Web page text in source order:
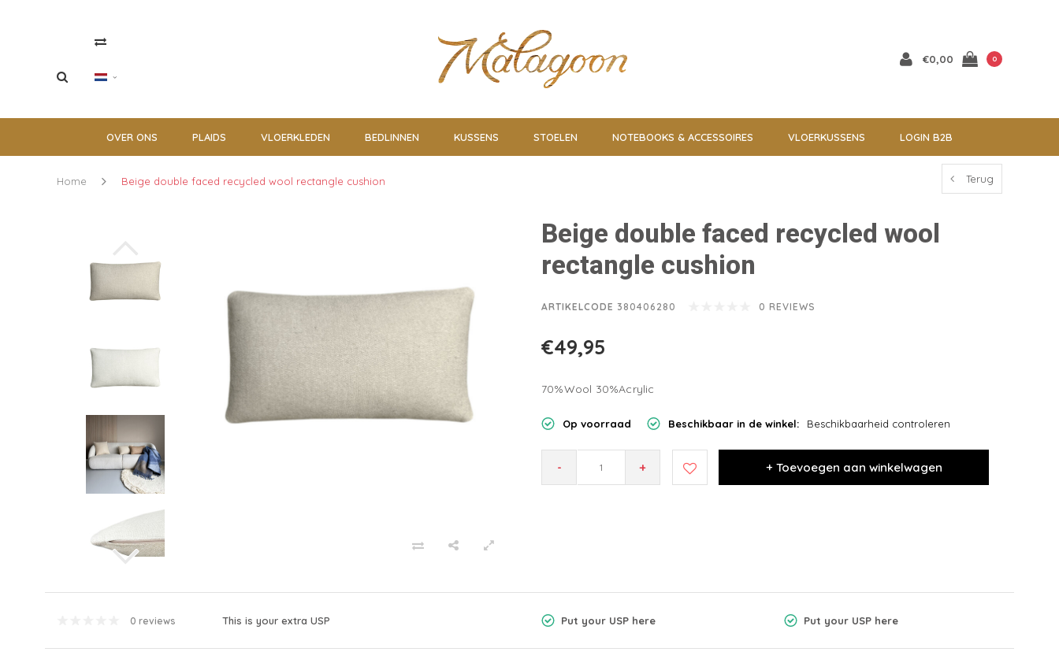
€0,00 0
OVER ONS PLAIDS VLOERKLEDEN BEDLINNEN KUSSENS STOELEN NOTEBOOKS & ACCESSOIRES VLOERKUSSENS LOGIN B2B
Home Beige double faced recycled wool rectangle cushion Terug
Beige double faced recycled wool
rectangle cushion
ARTIKELCODE 380406280 0 REVIEWS
€49,95
70%Wool 30%Acrylic
Op voorraad Beschikbaar in de winkel: Beschikbaarheid controleren
- + + Toevoegen aan winkelwagen
0 reviews This is your extra USP Put your USP here Put your USP here